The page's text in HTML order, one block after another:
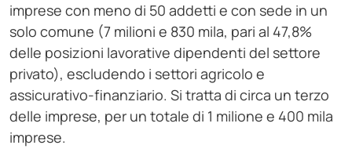
imprese con meno di 50 addetti e con sede in un
solo comune (7 milioni e 830 mila, pari al 47,8%
delle posizioni lavorative dipendenti del settore
privato), escludendo i settori agricolo e
assicurativo-finanziario. Si tratta di circa un terzo
delle imprese, per un totale di 1 milione e 400 mila
imprese.